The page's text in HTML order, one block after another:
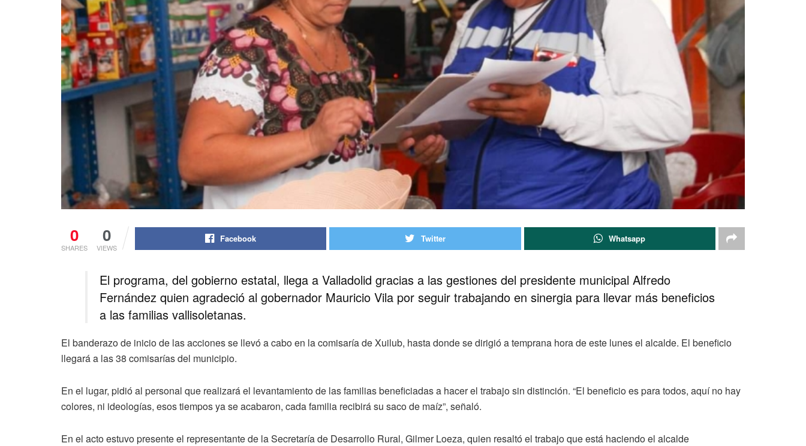
0
SHARES
0
VIEWS
Facebook Twitter Whatsapp
El programa, del gobierno estatal, llega a Valladolid gracias a las gestiones del presidente municipal Alfredo
Fernández quien agradeció al gobernador Mauricio Vila por seguir trabajando en sinergia para llevar más beneficios
a las familias vallisoletanas.
El banderazo de inicio de las acciones se llevó a cabo en la comisaría de Xuilub, hasta donde se dirigió a temprana hora de este lunes el alcalde. El beneficio
llegará a las 38 comisarías del municipio.
En el lugar, pidió al personal que realizará el levantamiento de las familias beneficiadas a hacer el trabajo sin distinción. “El beneficio es para todos, aquí no hay
colores, ni ideologías, esos tiempos ya se acabaron, cada familia recibirá su saco de maíz”, señaló.
En el acto estuvo presente el representante de la Secretaría de Desarrollo Rural, Gilmer Loeza, quien resaltó el trabajo que está haciendo el alcalde